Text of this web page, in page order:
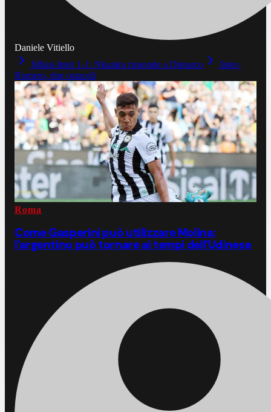
Daniele Vitiello
Milan-Inter 1-1: Nkunku risponde a Dimarco
Inter-
Romero, due ostacoli
Roma
Come Gasperini può utilizzare Molina:
l'argentino può tornare ai tempi dell'Udinese